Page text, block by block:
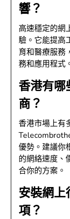
響？
高速穩定的網
驗。它能提高
育和醫療服務
務和應用程式
香港有哪
商？
香港市場上有
優勢。建議你
的網絡速度、
合你的方案。
安裝網上
項？